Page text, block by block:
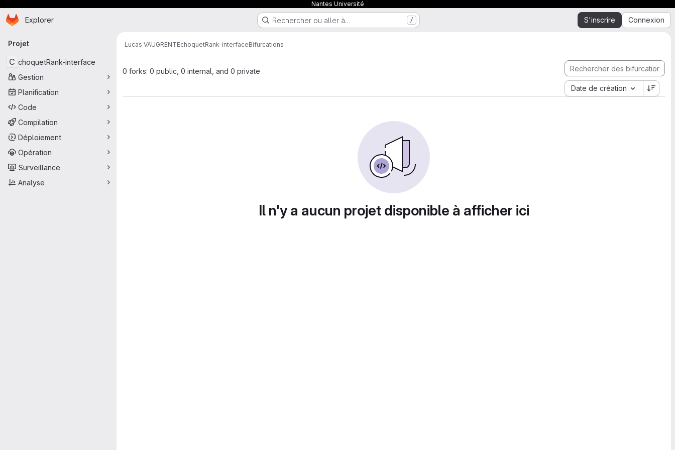
Nantes Université
Passer au contenu principal
Page d'accueil
Explorer Rechercher ou aller à… / S'inscrire Connexion
Navigation principale
Projet
C choquetRank-interface
Gestion
Planification
Code
Compilation
Déploiement
Opération
Surveillance
Analyse
Lucas VAUGRENTEchoquetRank-interfaceBifurcations
0 forks: 0 public, 0 internal, and 0 private
Date de création
Il n'y a aucun projet disponible à afficher ici